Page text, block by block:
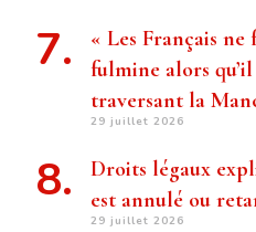
« Les Français
fulmine alors
traversant la
29 juillet 2026
Droits légaux
est annulé ou
29 juillet 2026